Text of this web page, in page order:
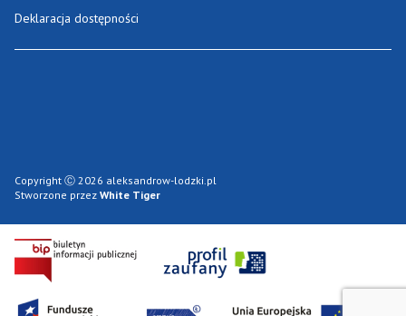
Deklaracja dostępności
Copyright Ⓒ 2026 aleksandrow-lodzki.pl
Stworzone przez White Tiger